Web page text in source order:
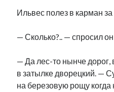
Ильвес полез в карман
— Сколько?.. — спросил
— Да лес-то нынче
в затылке дворецкий. —
на березовую рощу когда